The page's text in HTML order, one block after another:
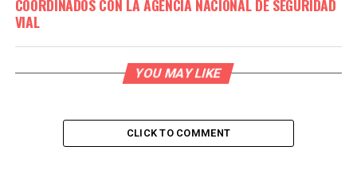
COORDINADOS CON LA AGENCIA NACIONAL DE SEGURIDAD
VIAL
YOU MAY LIKE
CLICK TO COMMENT